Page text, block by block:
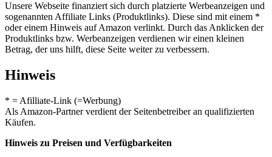
Unsere Webseite finanziert sich durch platzierte Werbeanzeigen und
sogenannten Affiliate Links (Produktlinks). Diese sind mit einem *
oder einem Hinweis auf Amazon verlinkt. Durch das Anklicken der
Produktlinks bzw. Werbeanzeigen verdienen wir einen kleinen
Betrag, der uns hilft, diese Seite weiter zu verbessern.
Hinweis
* = Afilliate-Link (=Werbung)
Als Amazon-Partner verdient der Seitenbetreiber an qualifizierten
Käufen.
Hinweis zu Preisen und Verfügbarkeiten